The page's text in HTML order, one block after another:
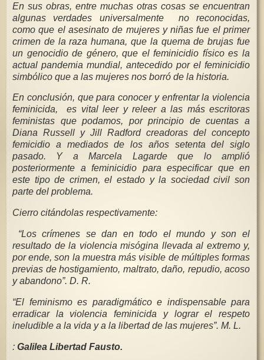
En sus obras, entre muchas otras cosas se encuentran
algunas verdades universalmente no reconocidas,
como que el asesinato de mujeres y niñas fue el primer
crimen de la raza humana, que la quema de brujas fue
un genocidio de género, que el feminicidio físico es la
actual pandemia mundial, antecedido por el feminicidio
simbólico que a las mujeres nos borró de la historia.
En conclusión, que para conocer y enfrentar la violencia
feminicida, es vital leer y releer a las más escritoras
feministas que podamos, por principio de cuentas a
Diana Russell y Jill Radford creadoras del concepto
femicidio a mediados de los años setenta del siglo
pasado. Y a Marcela Lagarde que lo amplió
posteriormente a feminicidio para especificar que en
este tipo de crimen, el estado y la sociedad civil son
parte del problema.
Cierro citándolas respectivamente:
“Los crímenes se dan en todo el mundo y son el
resultado de la violencia misógina llevada al extremo y,
por ende, son la muestra más visible de múltiples formas
previas de hostigamiento, maltrato, daño, repudio, acoso
y abandono”. D. R.
“El feminismo es paradigmático e indispensable para
erradicar la violencia feminicida y lograr el respeto
ineludible a la vida y a la libertad de las mujeres”. M. L.
: Galilea Libertad Fausto.